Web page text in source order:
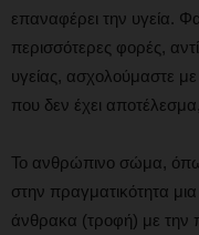
επαναφέρει την υγεία.
περισσότερες φορές,
υγείας, ασχολούμαστε
που δεν έχει αποτέλεσμα,
Το ανθρώπινο σώμα,
στην πραγματικότητα
άνθρακα (τροφή) με την